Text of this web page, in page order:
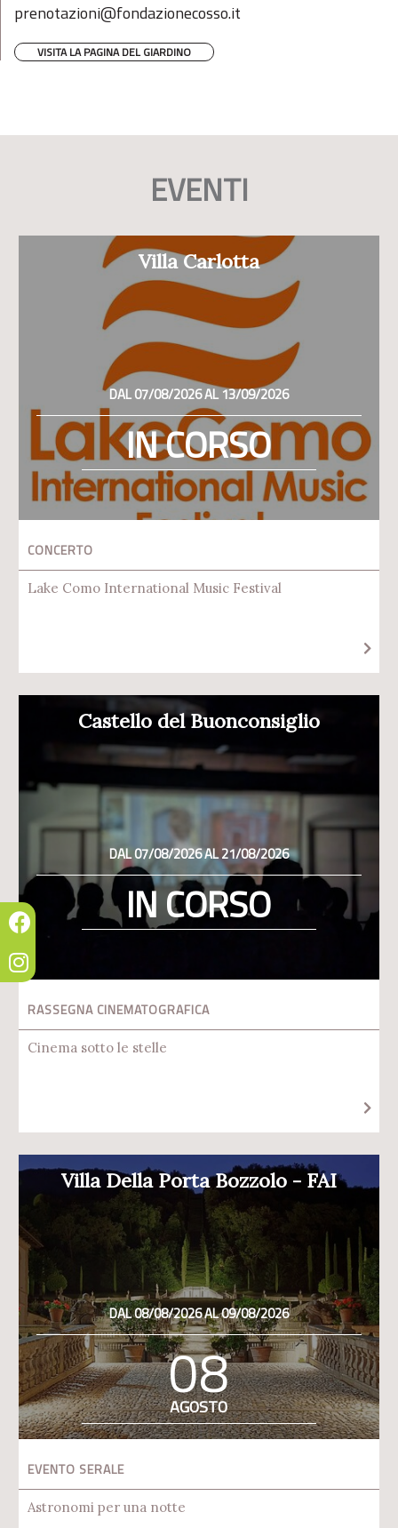
prenotazioni@fondazionecosso.it
VISITA LA PAGINA DEL GIARDINO
EVENTI
Villa Carlotta
DAL 07/08/2026 AL 13/09/2026
IN CORSO
CONCERTO
Lake Como International Music Festival
Castello del Buonconsiglio
DAL 07/08/2026 AL 21/08/2026
IN CORSO
RASSEGNA CINEMATOGRAFICA
Cinema sotto le stelle
Villa Della Porta Bozzolo - FAI
DAL 08/08/2026 AL 09/08/2026
08
AGOSTO
EVENTO SERALE
Astronomi per una notte